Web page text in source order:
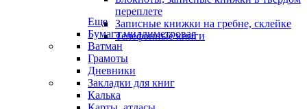
переплете
Записные книжки на гребне, склейке
Телефонные книги
Еще
Бумага миллиметровая
Ватман
Грамоты
Дневники
Закладки для книг
Калька